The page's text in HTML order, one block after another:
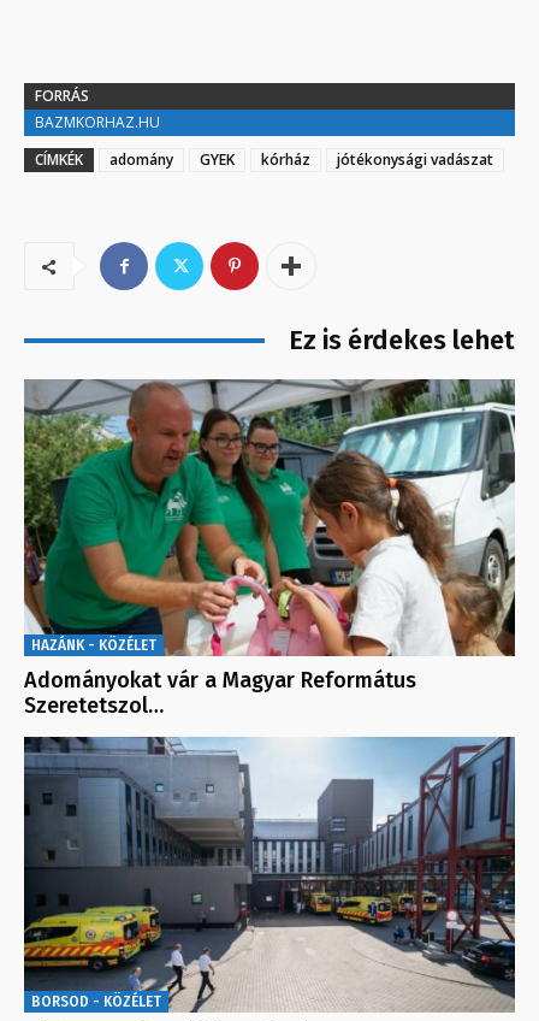
FORRÁS
BAZMKORHAZ.HU
CÍMKÉK
adomány GYEK kórház jótékonysági vadászat
Ez is érdekes lehet
HAZÁNK - KÖZÉLET
Adományokat vár a Magyar Református
Szeretetszol…
BORSOD - KÖZÉLET